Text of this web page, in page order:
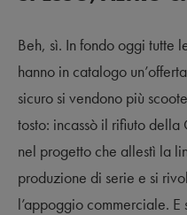
Beh, sì. In fondo oggi tutte
hanno in catalogo
sicuro si vendono più
tosto: incassò il rifiuto
nel progetto che allestì la
produzione di serie e si
l’appoggio commerciale.